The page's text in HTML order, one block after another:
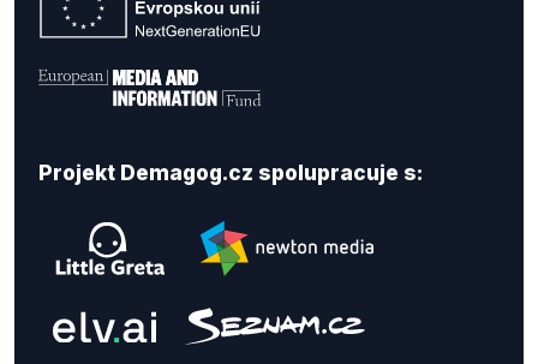
Projekt Demagog.cz spolupracuje s: